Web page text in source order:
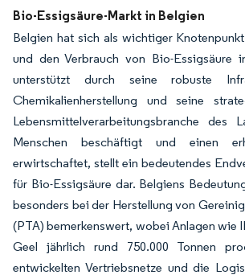
Bild © Mordor Intelligence. Wiederverwendung
Bio-Essigsäure-Markt in Belgien
Belgien hat sich als wichtiger
und den Verbrauch von Bio-Essigsäure
unterstützt durch seine robuste
Chemikalienherstellung und seine
Lebensmittelverarbeitungsbranche des
Menschen beschäftigt und einen
erwirtschaftet, stellt ein bedeutendes
für Bio-Essigsäure dar. Belgiens
besonders bei der Herstellung von
(PTA) bemerkenswert, wobei Anlagen wie
Geel jährlich rund 750.000 Tonnen
entwickelten Vertriebsnetze und die